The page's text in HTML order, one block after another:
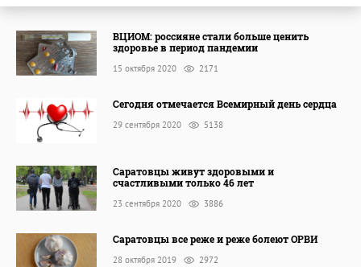
ВЦИОМ: россияне стали больше ценить
здоровье в период пандемии
15 октября 2020 2171
Сегодня отмечается Всемирный день сердца
29 сентября 2020 5138
Саратовцы живут здоровыми и
счастливыми только 46 лет
23 сентября 2020 3886
Саратовцы все реже и реже болеют ОРВИ
28 октября 2019 2972